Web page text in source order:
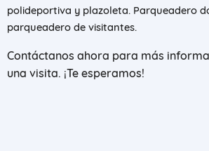
polideportiva y plazoleta. Parqueadero
parqueadero de visitantes.
Contáctanos ahora para más
una visita. ¡Te esperamos!